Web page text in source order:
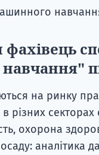
на ринку
різних
охорона
аналітика